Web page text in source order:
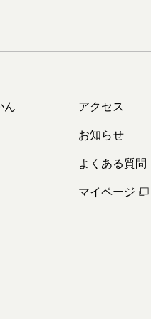
ん
アクセス
お知らせ
よくある質問
マイページ